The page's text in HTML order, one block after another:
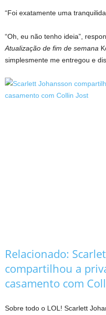
“Foi exatamente uma
“Oh, eu não tenho ideia”,
Atualização de fim de semana
simplesmente me entregou e
Relacionado:
compartilhou a
casamento com
Sobre todo o LOL! Scarlett